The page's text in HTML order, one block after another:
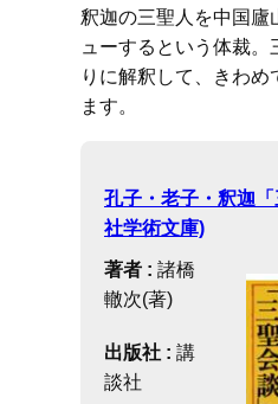
釈迦の三聖人を中国廬
ューするという体裁
りに解釈して、きわ
ます。
孔子・老子・釈迦
社学術文庫)
著者 : 諸橋
轍次(著)
出版社 : 講
談社